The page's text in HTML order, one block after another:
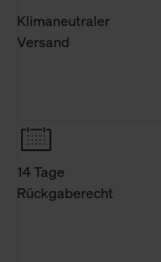
Klimaneutraler
Versand
14 Tage
Rückgaberecht